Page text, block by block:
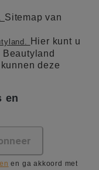
Sitemap van
Hier kunt u
deze
en
en ga akkoord met